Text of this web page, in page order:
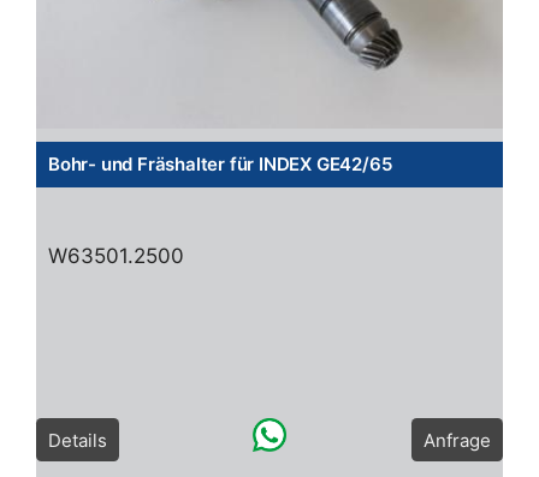
Bohr- und Fräshalter für INDEX GE42/65
W63501.2500
Details Anfrage